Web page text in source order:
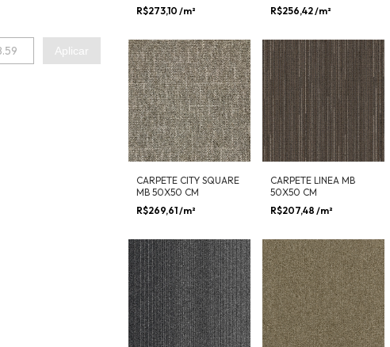
Aplicar
CM
R$273,10 /m²
R$256,42/m²
CARPETE CITY SQUARE
MB 50X50 CM
R$269,61/m²
CARPETE LINEA MB
50X50 CM
R$207,48 /m²